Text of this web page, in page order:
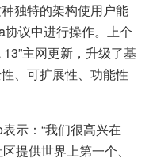
独特的架构使用户能
协议中进行操作。上个
主网更新，升级了基
、可扩展性、功能性
示：“我们很高兴在
提供世界上第一个、